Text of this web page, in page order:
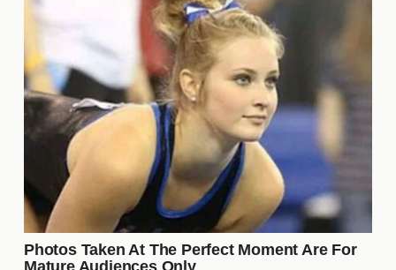
personalidad y habilidades estratégicas. Estos
participantes no solo han capturado la atención del
público, sino que también han mostrado un gran
talento para navegar las complejidades de la
convivencia. Algunos de los más notables incluyen:
Lucía: Con su carisma y habilidades de
liderazgo, ha logrado formar alianzas fuertes.
Andrés: Su enfoque estratégico lo ha mantenido
a salvo de las eliminaciones hasta ahora.
Sofía: Con una gran conexión emocional con el